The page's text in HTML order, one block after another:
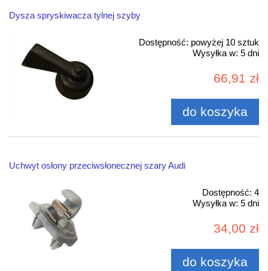
Dysza spryskiwacza tylnej szyby
Dostępność: powyżej 10 sztuk
Wysyłka w: 5 dni
66,91 zł
do koszyka
Uchwyt osłony przeciwsłonecznej szary Audi
Dostępność: 4
Wysyłka w: 5 dni
34,00 zł
do koszyka